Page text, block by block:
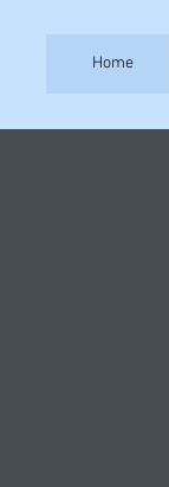
Home